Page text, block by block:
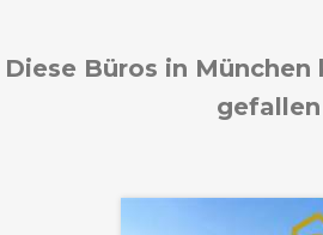
Diese Büros in
gefallen